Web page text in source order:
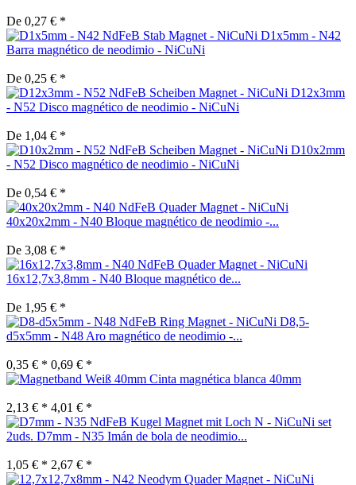
De 0,27 € *
D1x5mm - N42
Barra magnético de neodimio - NiCuNi
De 0,25 € *
D12x3mm
- N52 Disco magnético de neodimio - NiCuNi
De 1,04 € *
D10x2mm
- N52 Disco magnético de neodimio - NiCuNi
De 0,54 € *
40x20x2mm - N40 Bloque magnético de neodimio -...
De 3,08 € *
16x12,7x3,8mm - N40 Bloque magnético de...
De 1,95 € *
D8,5-
d5x5mm - N48 Aro magnético de neodimio -...
0,35 € * 0,69 € *
Cinta magnética blanca 40mm
2,13 € * 4,01 € *
set
2uds. D7mm - N35 Imán de bola de neodimio...
1,05 € * 2,67 € *